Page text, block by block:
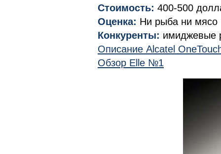
Стоимость: 400-500
Оценка: Ни рыба ни мясо
Конкуренты: имиджевые
Описание Alcatel
Обзор Elle №1